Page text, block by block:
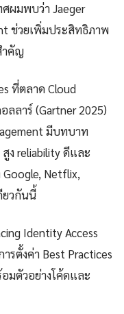
ผมพบว่า Jaeger
ช่วยเพิ่มประสิทธิภาพ
ำคัญ
ที่ตลาด Cloud
ลาร์ (Gartner 2025)
มีบทบาท
ง reliability ดีและ
Netflix,
ยวกันนี้
Identity Access
รตั้งค่า Best Practices
มตัวอย่างโค้ดและ